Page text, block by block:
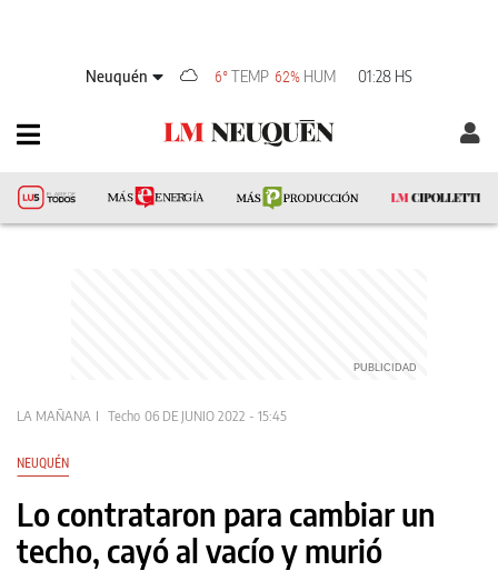
Neuquén 6°TEMP 62% HUM 01:28 HS
LA MAÑANA Techo 06 DE JUNIO 2022 - 15:45
NEUQUÉN
Lo contrataron para cambiar un
techo, cayó al vacío y murió